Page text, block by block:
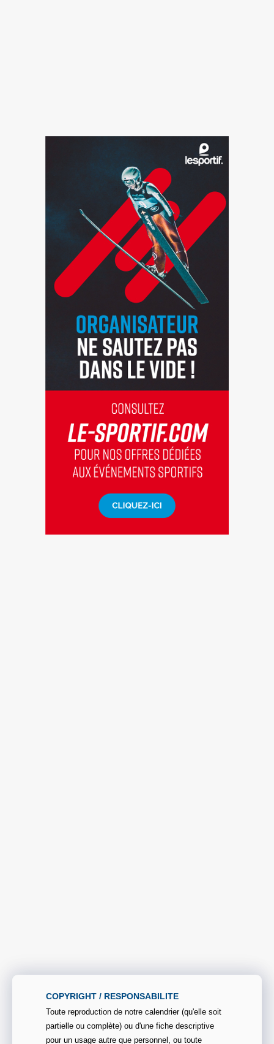
COPYRIGHT / RESPONSABILITE
Toute reproduction de notre calendrier (qu'elle soit
partielle ou complète) ou d'une fiche descriptive
pour un usage autre que personnel, ou toute